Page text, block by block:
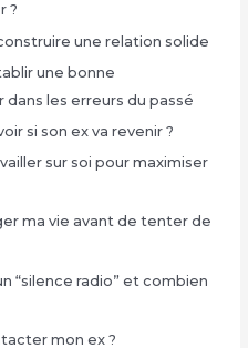
?
une relation solide
une bonne
les erreurs du passé
si son ex va revenir ?
sur soi pour maximiser
ma vie avant de tenter de
“silence radio” et combien
mon ex ?